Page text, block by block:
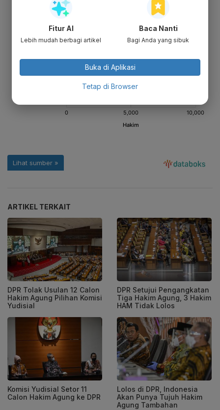
ARTIKEL TERKAIT
DPR Tolak Usulan 12 Calon
Hakim Agung Pilihan Komisi
Yudisial
DPR Setujui Pengangkatan
Tiga Hakim Agung, 3 Hakim
HAM Tidak Lolos
Komisi Yudisial Setor 11
Calon Hakim Agung ke DPR
Lolos di DPR, Indonesia
Akan Punya Tujuh Hakim
Agung Tambahan
Fitur AI
Lebih mudah berbagi artikel
Baca Nanti
Bagi Anda yang sibuk
Buka di Aplikasi
Tetap di Browser